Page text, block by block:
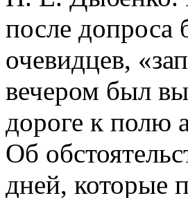
после
очевидцев,
вечером был
дороге к полю
Об
дней, которые